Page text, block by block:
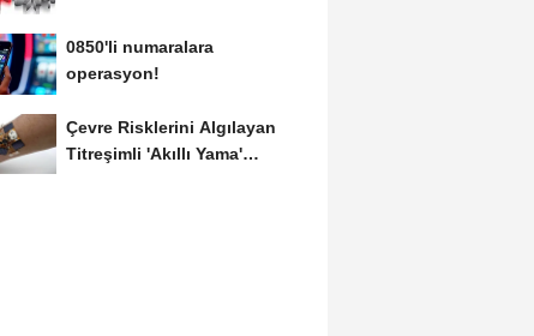
0850'li numaralara
operasyon!
Çevre Risklerini Algılayan
Titreşimli 'Akıllı Yama'